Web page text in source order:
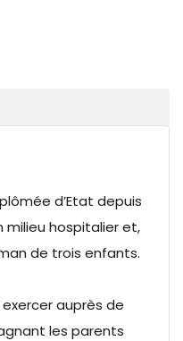
d’Etat depuis
milieu hospitalier et,
de trois enfants.
auprès de
les parents